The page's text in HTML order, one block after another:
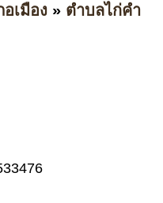
อเมือง » ตำบลไก่คำ